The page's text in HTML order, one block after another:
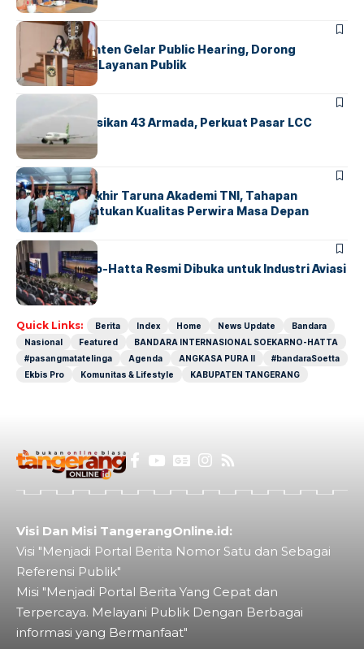
BANDARA BERITA
Karantina Banten Gelar Public Hearing, Dorong
Transparansi Layanan Publik
BANDARA
Citilink Operasikan 43 Armada, Perkuat Pasar LCC
Nasional
BERITA
Sidang Pantukhir Taruna Akademi TNI, Tahapan
Strategis Tentukan Kualitas Perwira Masa Depan
BANDARA BERITA
IALC Soekarno-Hatta Resmi Dibuka untuk Industri Aviasi
Dunia
Quick Links: Berita Index Home News Update
Bandara
Nasional
Featured
BANDARA INTERNASIONAL SOEKARNO-HATTA
#pasangmatatelinga
Agenda ANGKASA PURA II
#bandaraSoetta
Ekbis Pro
Komunitas & Lifestyle KABUPATEN TANGERANG
Visi Dan Misi TangerangOnline.id:
Visi "Menjadi Portal Berita Nomor Satu dan Sebagai
Referensi Publik"
Misi "Menjadi Portal Berita Yang Cepat dan
Terpercaya. Melayani Publik Dengan Berbagai
informasi yang Bermanfaat"